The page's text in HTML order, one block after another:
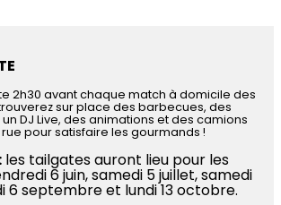
2h30 avant chaque match à domicile des
sur place des barbecues, des
DJ Live, des animations et des camions
pour satisfaire les gourmands !
les tailgates auront lieu pour les
6 juin, samedi 5 juillet, samedi
6 septembre et lundi 13 octobre.